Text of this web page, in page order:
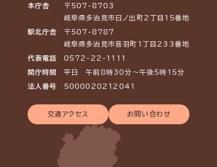
本庁舎
〒507-8703
岐阜県多治見市日ノ出町2丁目15番地
駅北庁舎
〒507-8787
岐阜県多治見市音羽町1丁目233番地
代表電話 0572-22-1111
開庁時間 平日 午前8時30分～午後5時15分
法人番号 5000020212041
交通アクセス お問い合わせ